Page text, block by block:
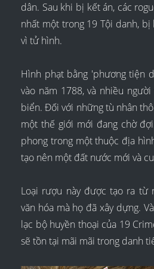
dân. Sau khi bị kết án, các
nhất một trong 19 Tội danh, bị
vì tử hình.
Hình phạt bằng 'phương tiện
vào năm 1788, và nhiều
biển. Đối với những tù nhân
một thế giới mới đang chờ
phong trong một thuộc địa
tạo nên một đất nước mới và
Loại rượu này được tạo ra từ
văn hóa mà họ đã xây dựng.
lạc bộ huyền thoại của 19
sẽ tồn tại mãi mãi trong danh